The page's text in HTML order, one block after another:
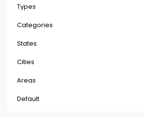
Types
Categories
States
Cities
Areas
Default